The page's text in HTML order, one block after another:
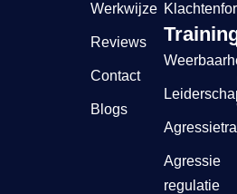
Werkwijze
Reviews
Contact
Blogs
Agressie
regulatie